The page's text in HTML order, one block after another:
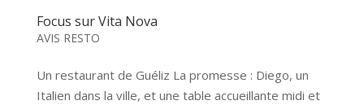
Focus sur Vita Nova
AVIS RESTO
Un restaurant de Guéliz La promesse : Diego, un
Italien dans la ville, et une table accueillante midi et